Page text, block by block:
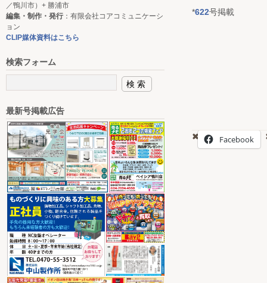
*622号掲載
Facebook
／鴨川市）+ 勝浦市
編集・制作・発行：有限会社コアコミュニケーシ
ョン
CLIP媒体資料はこちら
検索フォーム
最新号掲載広告